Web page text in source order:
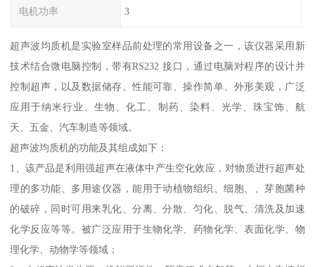
电机功率 3
超声波均质机是实验室样品前处理的常用设备之一，该仪器采用新
技术结合微电脑控制，带有RS232 接口，通过电脑对程序的设计并
控制超声，以及数据储存。性能可靠、操作简单、外形美观，广泛
应用于纳米行业、生物、化工、制药、染料、光学、珠宝饰、航
天、五金、汽车制造等领域。
超声波均质机的功能及其组成如下：
1、该产品是利用强超声在液体中产生空化效应，对物质进行超声处
理的多功能、多用途仪器，能用于动植物组织、细胞、、芽胞菌种
的破碎，同时可用来乳化、分离、分散、匀化、脱气、清洗及加速
化学反应等等。被广泛应用于生物化学、药物化学、表面化学、物
理化学、动物学等领域；